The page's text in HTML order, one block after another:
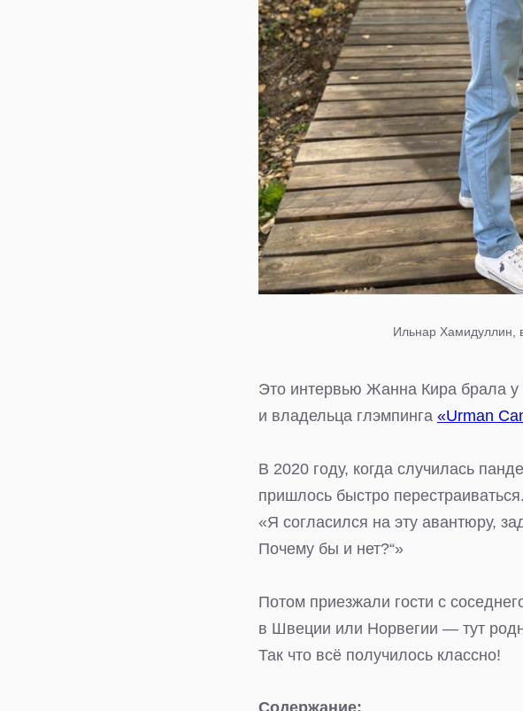
Ильнар Хамидуллин,
Это интервью Жанна Кира брала
и владельца глэмпинга «Urman
В 2020 году, когда случилась
пришлось быстро
«Я согласился на эту авантюру,
Почему бы и нет?“»
Потом приезжали гости с
в Швеции или Норвегии — тут
Так что всё получилось классно!
Содержание: